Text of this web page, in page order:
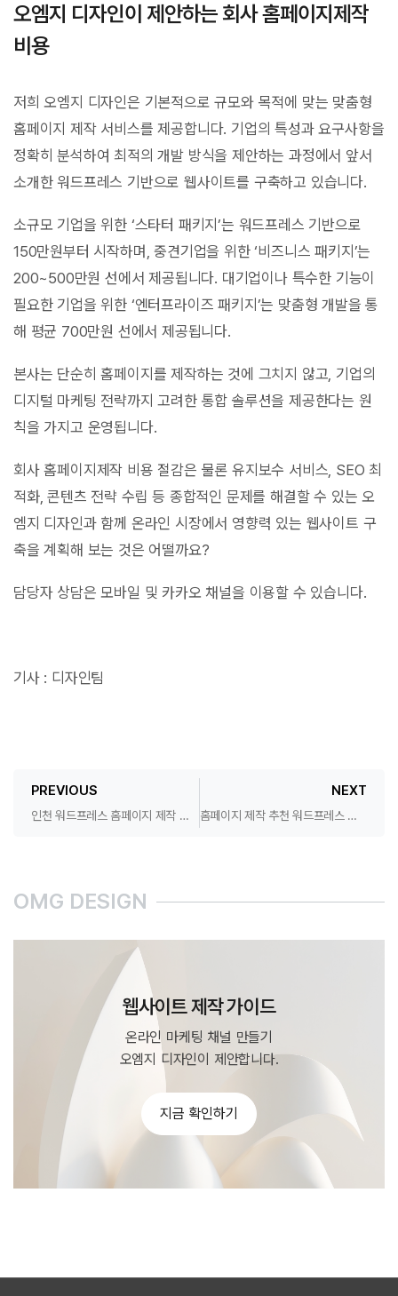
오엠지 디자인이 제안하는 회사 홈페이지제작
비용
저희 오엠지 디자인은 기본적으로 규모와 목적에 맞는 맞춤형
홈페이지 제작 서비스를 제공합니다. 기업의 특성과 요구사항을
정확히 분석하여 최적의 개발 방식을 제안하는 과정에서 앞서
소개한 워드프레스 기반으로 웹사이트를 구축하고 있습니다.
소규모 기업을 위한 ‘스타터 패키지’는 워드프레스 기반으로
150만원부터 시작하며, 중견기업을 위한 ‘비즈니스 패키지’는
200~500만원 선에서 제공됩니다. 대기업이나 특수한 기능이
필요한 기업을 위한 ‘엔터프라이즈 패키지’는 맞춤형 개발을 통
해 평균 700만원 선에서 제공됩니다.
본사는 단순히 홈페이지를 제작하는 것에 그치지 않고, 기업의
디지털 마케팅 전략까지 고려한 통합 솔루션을 제공한다는 원
칙을 가지고 운영됩니다.
회사 홈페이지제작 비용 절감은 물론 유지보수 서비스, SEO 최
적화, 콘텐츠 전략 수립 등 종합적인 문제를 해결할 수 있는 오
엠지 디자인과 함께 온라인 시장에서 영향력 있는 웹사이트 구
축을 계획해 보는 것은 어떨까요?
담당자 상담은 모바일 및 카카오 채널을 이용할 수 있습니다.
기사 : 디자인팀
PREVIOUS
인천 워드프레스 홈페이지 제작 반응형 디자인 업체 찾으시나요?
NEXT
홈페이지 제작 추천 워드프레스 전문 업체를 선택 하세요.
OMG DESIGN
웹사이트 제작 가이드
온라인 마케팅 채널 만들기
오엠지 디자인이 제안합니다.
지금 확인하기